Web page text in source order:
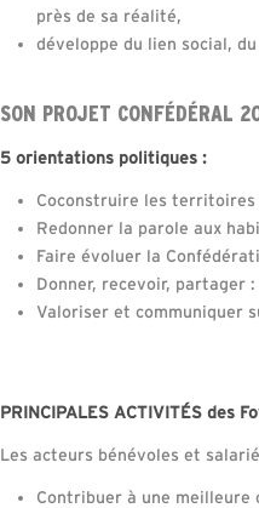
près de sa réalité,
développe du lien social,
SON PROJET CONFÉDÉRAL
5 orientations politiques :
Coconstruire les
Redonner la parole aux
Faire évoluer la
Donner, recevoir, partager
Valoriser et communiquer
PRINCIPALES ACTIVITÉS des
Les acteurs bénévoles et
Contribuer à une meilleure